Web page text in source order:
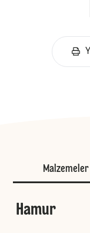
Malzemeler
Hamur